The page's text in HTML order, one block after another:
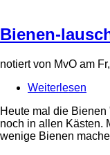
Bienen-
notiert von MvO am
Weiterlesen
Heute mal die
noch in allen Kästen.
wenige Bienen